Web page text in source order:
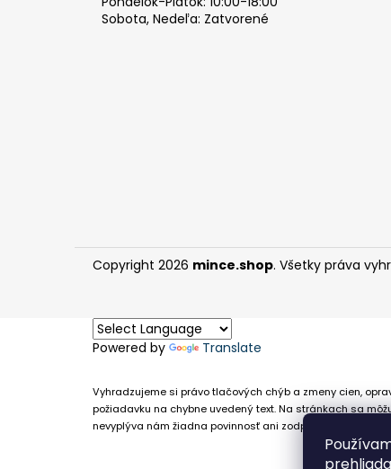
Sobota, Nedeľa: Zatvorené
Copyright 2026 mince.shop. Všetky práva
Powered by Translate
Vyhradzujeme si právo tlačových chýb a zmeny cien,
požiadavku na chybne uvedený text. Na stránkach sa
nevyplýva nám žiadna povinnosť ani zodpovednosť v